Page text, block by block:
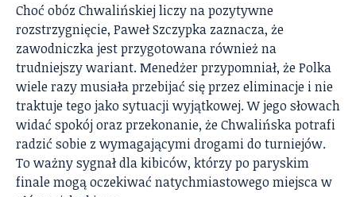
Choć obóz Chwalińskiej liczy na pozytywne
rozstrzygnięcie, Paweł Szczypka zaznacza, że
zawodniczka jest przygotowana również na
trudniejszy wariant. Menedżer przypomniał, że Polka
wiele razy musiała przebijać się przez eliminacje i nie
traktuje tego jako sytuacji wyjątkowej. W jego słowach
widać spokój oraz przekonanie, że Chwalińska potrafi
radzić sobie z wymagającymi drogami do turniejów.
To ważny sygnał dla kibiców, którzy po paryskim
finale mogą oczekiwać natychmiastowego miejsca w